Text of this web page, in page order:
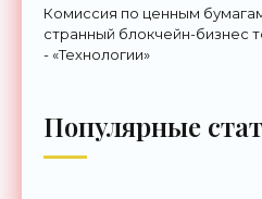
Комиссия по ценным
странный блокчейн-бизнес
- «Технологии»
Популярные